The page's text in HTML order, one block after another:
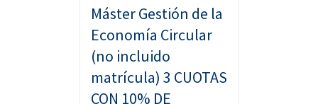
Máster Gestión de la
Economía Circular
(no incluido
matrícula) 3 CUOTAS
CON 10% DE